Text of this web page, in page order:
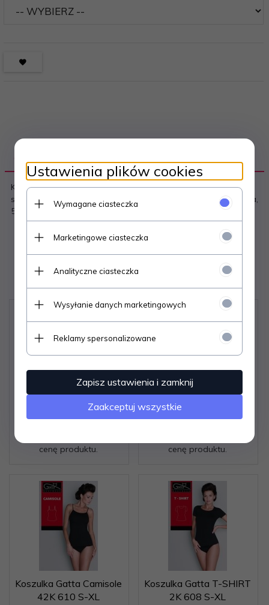
Koszulka damska - wysoka jakość prążkowanej wiskozy -
szerokie ramiączka - tył o kroju bokserki Skład: 95% wiskoza,
5% elastan
Polecamy
Koszulka Gatta Tank Top
2786 S S-XL
cenę produktu.
Koszulka Emili Sara biała
S-XL
cenę produktu.
Koszulka Gatta Camisole
42K 610 S-XL
Koszulka Gatta T-SHIRT
2K 608 S-XL
Ustawienia plików cookies
Wymagane ciasteczka
Marketingowe ciasteczka
Analityczne ciasteczka
Wysyłanie danych marketingowych
Reklamy spersonalizowane
Zapisz ustawienia i zamknij
Zaakceptuj wszystkie